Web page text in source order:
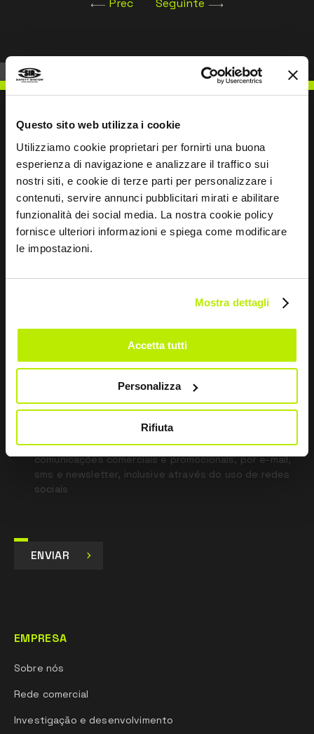
Questo sito web utilizza i cookie
Utilizziamo cookie proprietari per fornirti una buona
esperienza di navigazione e analizzare il traffico sui
nostri siti, e cookie di terze parti per personalizzare i
contenuti, servire annunci pubblicitari mirati e abilitare
funzionalità dei social media. La nostra cookie policy
fornisce ulteriori informazioni e spiega come modificare
le impostazioni.
Mostra dettagli
Accetta tutti
Personalizza
Rifiuta
na funcional e prática, permitindo ter sempre à
mão as ferramentas e os
punhos elásticos garantem
um fecho aderente ao pulso, impedindo a entrada
de poeiras, detritos,
salpicos e agentes químicos no interior da manga.
Os insertos amarelos contrastantes de alta
visibilidade completam o design moderno e
contribuem para aumentar a segurança do
operador em ambientes caracterizados por pouca
iluminação ou visibilidade reduzida.
conformidade com o Regulamento
Prec Seguinte
ESCREVER PARA NÓS
Mantemo-nos em contacto
Leave
blank
nos termos do art. 13 Regulamento UE 679/16.
Concordo
Dou o meu consentimento para o tratamento dos
dados para fins de Marketing e para receber
comunicações comerciais e promocionais, por e-mail,
sms e newsletter, inclusive através do uso de redes
sociais
ENVIAR
EMPRESA
Sobre nós
Rede comercial
Investigação e desenvolvimento